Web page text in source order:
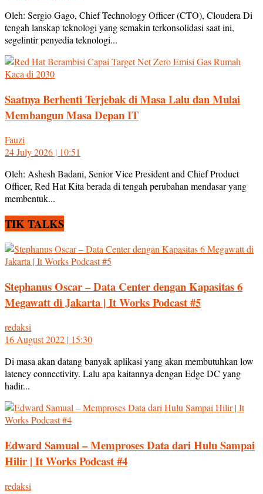
Oleh: Sergio Gago, Chief Technology Officer (CTO), Cloudera Di
tengah lanskap teknologi yang semakin terkonsolidasi saat ini,
segelintir penyedia teknologi...
Saatnya Berhenti Terjebak di Masa Lalu dan Mulai
Membangun Masa Depan IT
Fauzi
24 July 2026 | 10:51
Oleh: Ashesh Badani, Senior Vice President and Chief Product
Officer, Red Hat Kita berada di tengah perubahan mendasar yang
membentuk...
TIK TALKS
Stephanus Oscar – Data Center dengan Kapasitas 6
Megawatt di Jakarta | It Works Podcast #5
redaksi
16 August 2022 | 15:30
Di masa akan datang banyak aplikasi yang akan membutuhkan low
latency connectivity. Lalu apa kaitannya dengan Edge DC yang
hadir...
Edward Samual – Memproses Data dari Hulu Sampai
Hilir | It Works Podcast #4
redaksi